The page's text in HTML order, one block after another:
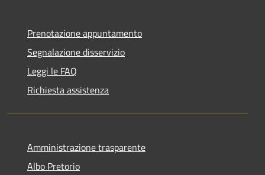
Prenotazione appuntamento
Segnalazione disservizio
Leggi le FAQ
Richiesta assistenza
Amministrazione trasparente
Albo Pretorio